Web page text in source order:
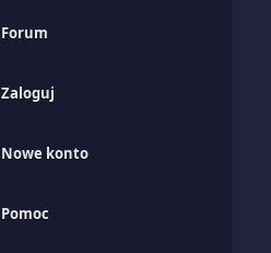
Forum
Zaloguj
Nowe konto
Pomoc